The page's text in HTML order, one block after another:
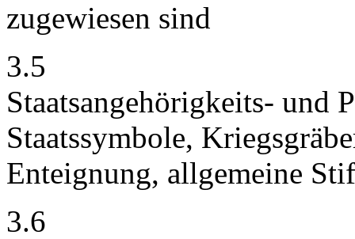
zugewiesen sind
3.5
Staatsangehörigkeits- und
Staatssymbole,
Enteignung, allgemeine
3.6